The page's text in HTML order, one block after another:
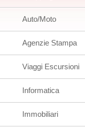
Auto/Moto
Agenzie Stampa
Viaggi Escursioni
Informatica
Immobiliari